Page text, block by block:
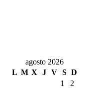
agosto 2026
L M X J V S D
1
2